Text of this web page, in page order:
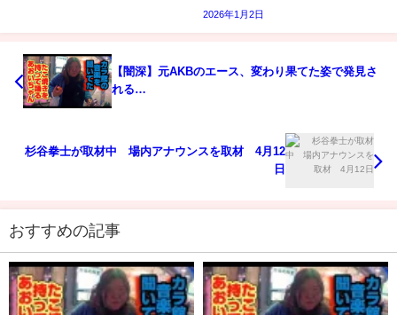
2026年1月2日
【闇深】元AKBのエース、変わり果てた姿で発見さ
れる…
杉谷拳士が取材中 場内アナウンスを取材 4月12
日
おすすめの記事